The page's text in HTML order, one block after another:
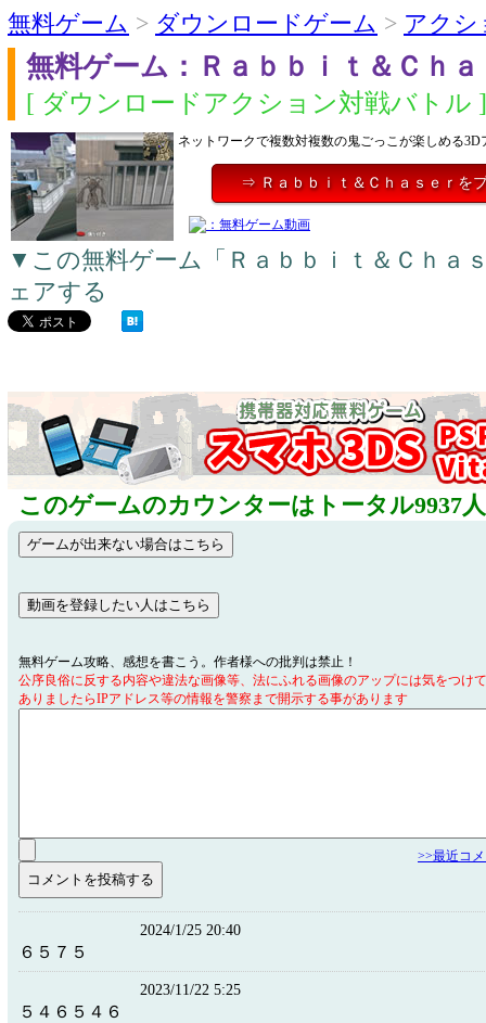
無料ゲーム > ダウンロードゲーム > アクシ
無料ゲーム：Ｒａｂｂｉｔ＆Ｃｈ
[ ダウンロードアクション対戦バトル ]
ネットワークで複数対複数の鬼ごっこが楽しめる
⇒ Ｒａｂｂｉｔ＆Ｃｈａｓｅｒを
▼この無料ゲーム「Ｒａｂｂｉｔ＆Ｃｈａ
ェアする
このゲームのカウンターはトータル9937
無料ゲーム攻略、感想を書こう。作者様への批判は禁止！
公序良俗に反する内容や違法な画像等、法にふれる画像のアップには気をつけ
ありましたらIPアドレス等の情報を警察まで開示する事があります
>>最近コ
2024/1/25 20:40
６５７５
2023/11/22 5:25
５４６５４６